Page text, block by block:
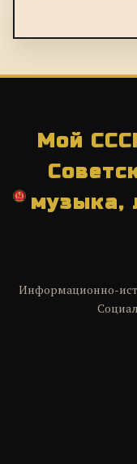
Мой
музыка,
Информационно-